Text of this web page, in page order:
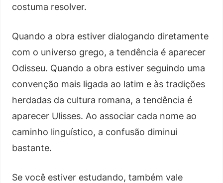
costuma resolver.
Quando a obra estiver dialogando diretamente
com o universo grego, a tendência é aparecer
Odisseu. Quando a obra estiver seguindo uma
convenção mais ligada ao latim e às tradições
herdadas da cultura romana, a tendência é
aparecer Ulisses. Ao associar cada nome ao
caminho linguístico, a confusão diminui
bastante.
Se você estiver estudando, também vale